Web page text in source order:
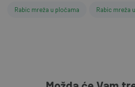
Rabic mreža u pločama Rabic mreža